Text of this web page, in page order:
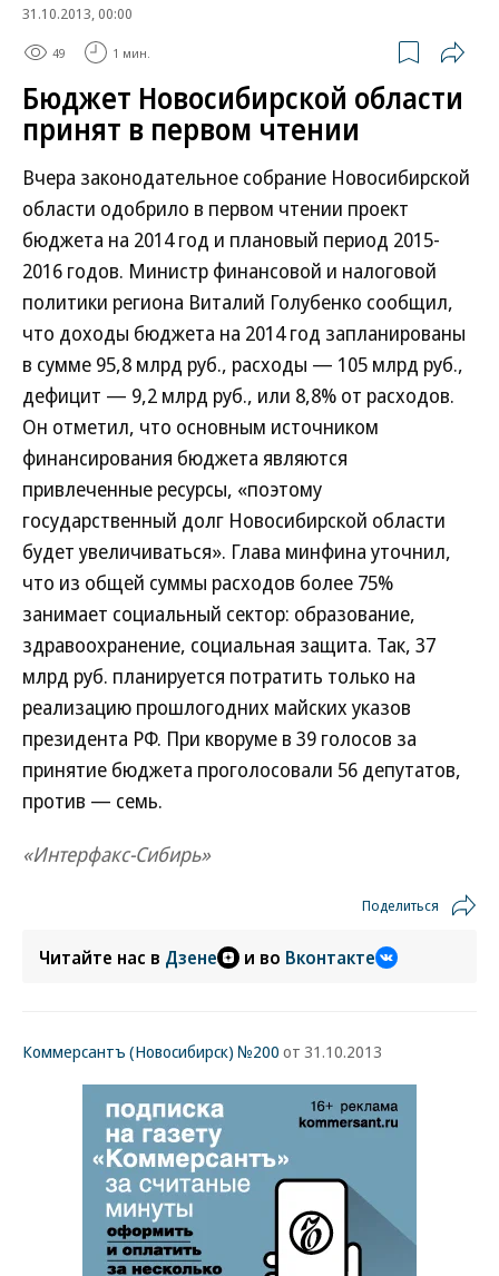
31.10.2013, 00:00
49 1 мин.
Бюджет Новосибирской области
принят в первом чтении
Вчера законодательное собрание Новосибирской
области одобрило в первом чтении проект
бюджета на 2014 год и плановый период 2015-
2016 годов. Министр финансовой и налоговой
политики региона Виталий Голубенко сообщил,
что доходы бюджета на 2014 год запланированы
в сумме 95,8 млрд руб., расходы — 105 млрд руб.,
дефицит — 9,2 млрд руб., или 8,8% от расходов.
Он отметил, что основным источником
финансирования бюджета являются
привлеченные ресурсы, «поэтому
государственный долг Новосибирской области
будет увеличиваться». Глава минфина уточнил,
что из общей суммы расходов более 75%
занимает социальный сектор: образование,
здравоохранение, социальная защита. Так, 37
млрд руб. планируется потратить только на
реализацию прошлогодних майских указов
президента РФ. При кворуме в 39 голосов за
принятие бюджета проголосовали 56 депутатов,
против — семь.
«Интерфакс-Сибирь»
Поделиться
Читайте нас в Дзене и во Вконтакте
Коммерсантъ (Новосибирск) №200 от 31.10.2013